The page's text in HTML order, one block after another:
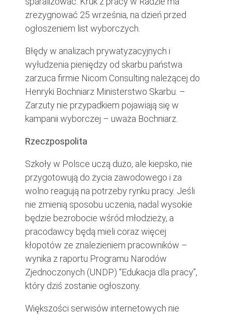
zrezygnować 25 września, na dzień przed
ogłoszeniem list wyborczych.
Błędy w analizach prywatyzacyjnych i
wyłudzenia pieniędzy od skarbu państwa
zarzuca firmie Nicom Consulting należącej do
Henryki Bochniarz Ministerstwo Skarbu. –
Zarzuty nie przypadkiem pojawiają się w
kampanii wyborczej – uważa Bochniarz.
Rzeczpospolita
Szkoły w Polsce uczą dużo, ale kiepsko, nie
przygotowują do życia zawodowego i za
wolno reagują na potrzeby rynku pracy. Jeśli
nie zmienią sposobu uczenia, nadal wysokie
będzie bezrobocie wśród młodzieży, a
pracodawcy będą mieli coraz więcej
kłopotów ze znalezieniem pracowników –
wynika z raportu Programu Narodów
Zjednoczonych (UNDP) “Edukacja dla pracy”,
który dziś zostanie ogłoszony.
Większości serwisów internetowych nie